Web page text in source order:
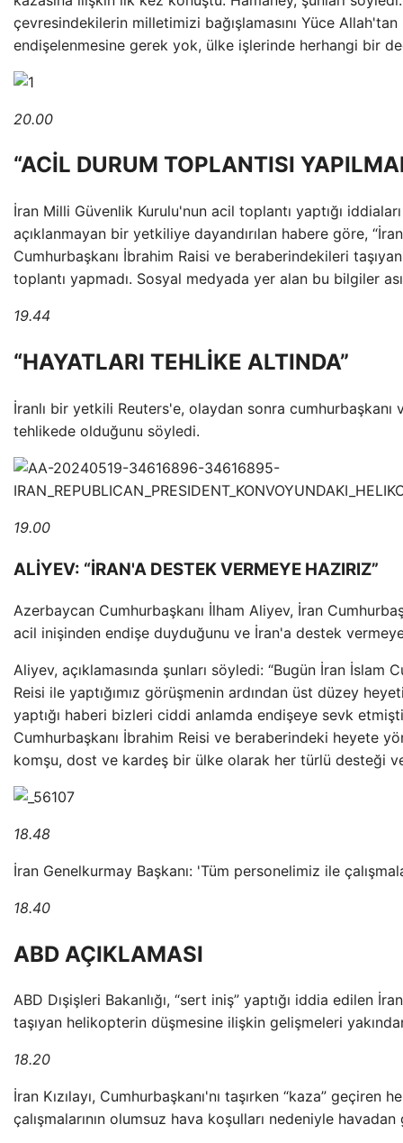
çevresindekilerin milletimizi bağışlamasını Yüce
endişelenmesine gerek yok, ülke işlerinde herhangi bir
20.00
“ACİL DURUM TOPLANTISI
İran Milli Güvenlik Kurulu'nun acil toplantı yaptığı
açıklanmayan bir yetkiliye dayandırılan habere göre,
Cumhurbaşkanı İbrahim Raisi ve beraberindekileri
toplantı yapmadı. Sosyal medyada yer alan bu bilgiler
19.44
“HAYATLARI TEHLİKE ALTINDA”
İranlı bir yetkili Reuters'e, olaydan sonra cumhurbaşkanı
tehlikede olduğunu söyledi.
19.00
ALİYEV: “İRAN'A DESTEK VERMEYE HAZIRIZ”
Azerbaycan Cumhurbaşkanı İlham Aliyev, İran
acil inişinden endişe duyduğunu ve İran'a destek vermeye
Aliyev, açıklamasında şunları söyledi: “Bugün İran İslam
Reisi ile yaptığımız görüşmenin ardından üst düzey
yaptığı haberi bizleri ciddi anlamda endişeye sevk
Cumhurbaşkanı İbrahim Reisi ve beraberindeki heyete
komşu, dost ve kardeş bir ülke olarak her türlü desteği
18.48
İran Genelkurmay Başkanı: 'Tüm personelimiz ile
18.40
ABD AÇIKLAMASI
ABD Dışişleri Bakanlığı, “sert iniş” yaptığı iddia edilen
taşıyan helikopterin düşmesine ilişkin gelişmeleri
18.20
İran Kızılayı, Cumhurbaşkanı'nı taşırken “kaza”
çalışmalarının olumsuz hava koşulları nedeniyle